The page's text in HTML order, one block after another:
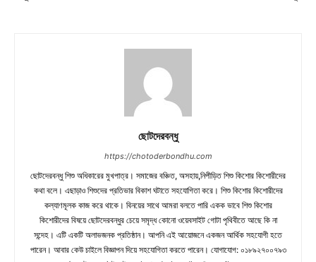
ছোটদেরবন্ধু
https://chotoderbondhu.com
ছোটদেরবন্ধু শিশু অধিকারের মুখপাত্র। সমাজের বঞ্চিত, অসহায়,নিপীড়িত শিশু কিশোর কিশোরীদের
কথা বলে। এছাড়াও শিশুদের প্রতিভার বিকাশ ঘটাতে সহযোগিতা করে। শিশু কিশোর কিশোরীদের
কল্যাণমূলক কাজ করে থাকে। বিনয়ের সাথে আমরা বলতে পারি একক ভাবে শিশু কিশোর
কিশোরীদের বিষয়ে ছোটদেরবন্ধুর চেয়ে সমৃদ্ধ কোনো ওয়েবসাইট গোটা পৃথিবীতে আছে কি না
সন্দেহ। এটি একটি অলাভজনক প্রতিষ্ঠান। আপনি এই আয়োজনে একজন আর্থিক সহযোগী হতে
পারেন। আবার কেউ চাইলে বিজ্ঞাপন দিয়ে সহযোগিতা করতে পারেন। যোগাযোগ: ০১৮৯২৭০০৭৯৩